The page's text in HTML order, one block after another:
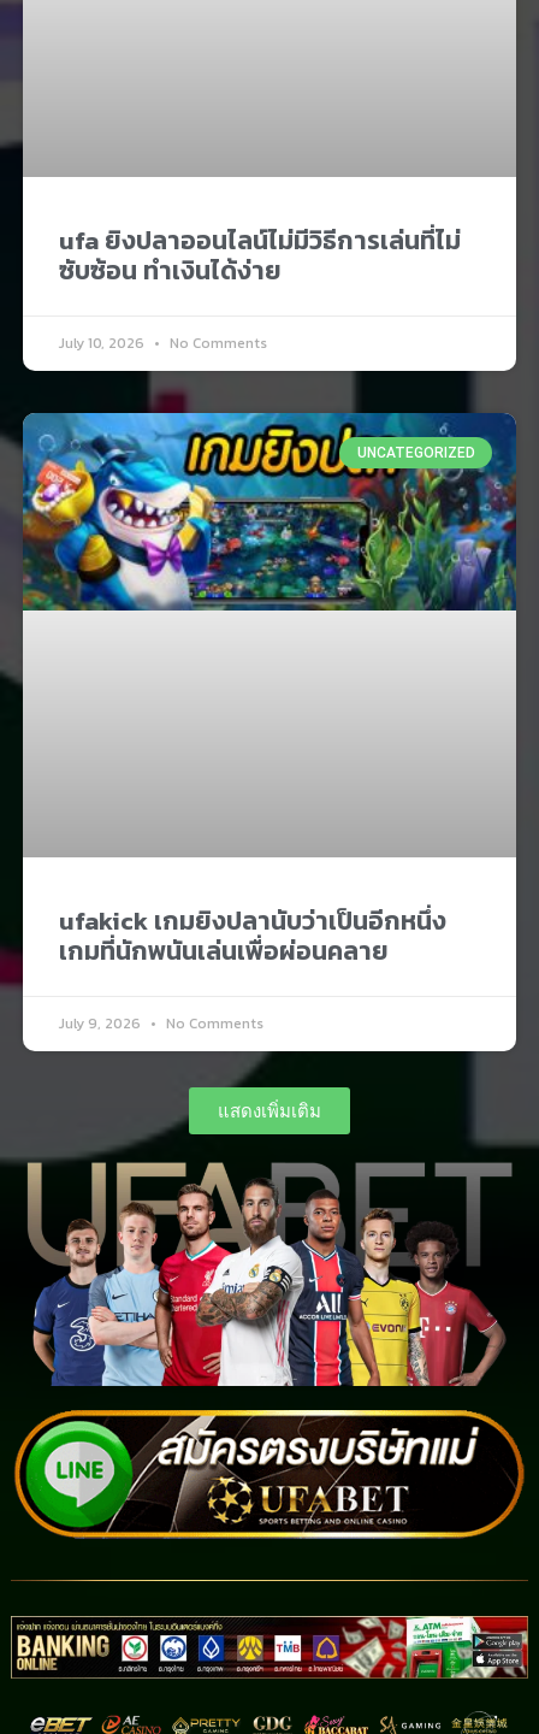
ufa ยิงปลาออนไลน์ไม่มีวิธีการเล่นที่ไม่
ซับซ้อน ทำเงินได้ง่าย
July 10, 2026 No Comments
UNCATEGORIZED
ufakick เกมยิงปลานับว่าเป็นอีกหนึ่ง
เกมที่นักพนันเล่นเพื่อผ่อนคลาย​
July 9, 2026 No Comments
แสดงเพิ่มเติม